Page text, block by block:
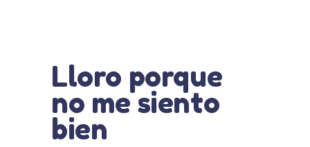
Lloro porque
no me siento
bien